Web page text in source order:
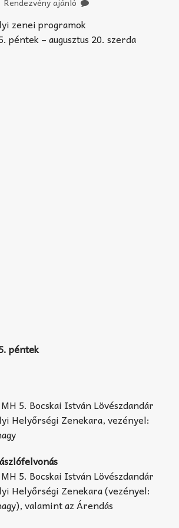
zenei programok
péntek – augusztus 20. szerda
péntek
5. Bocskai István Lövészdandár
Helyőrségi Zenekara, vezényel:
5. Bocskai István Lövészdandár
Helyőrségi Zenekara (vezényel:
valamint az Árendás